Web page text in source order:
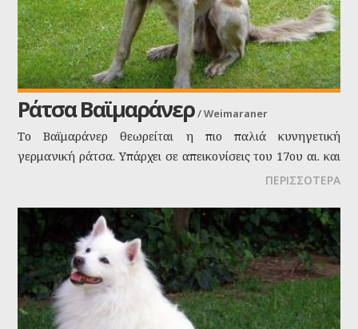
Ράτσα Βαϊμαράνερ /Weimaraner
Το Βαϊμαράνερ θεωρείται η πιο παλιά κυνηγετική
γερμανική ράτσα. Υπάρχει σε απεικονίσεις του 17ου αι. και
είναι γνωστό ότι εκτρεφόταν στην βασιλική αυλή της
λέγεται “γκρίζο φάντασμα”.
ΠΕΡΙΣΣΟΤΕΡΑ